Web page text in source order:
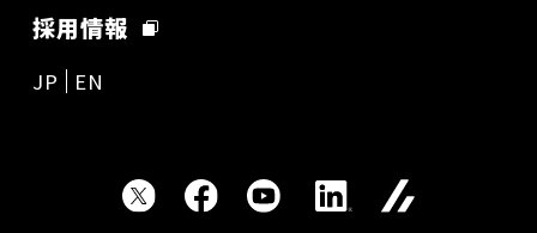
採用情報
JP EN